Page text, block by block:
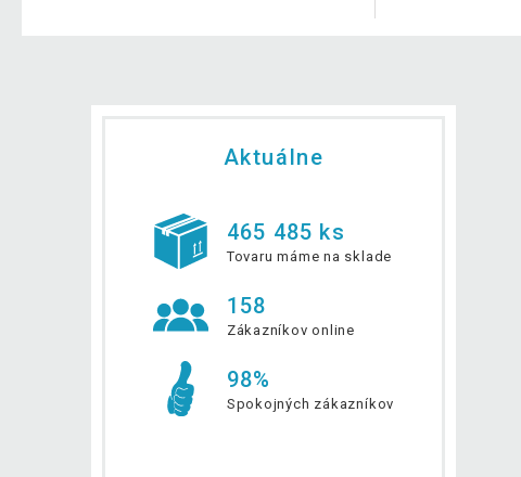
Aktuálne
465 485 ks
Tovaru máme na sklade
158
Zákazníkov online
98%
Spokojných zákazníkov